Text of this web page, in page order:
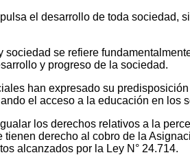
el desarrollo de toda sociedad,
sociedad se refiere
y progreso de la sociedad.
han expresado su
el acceso a la educación en los
los derechos relativos a la
tienen derecho al cobro de la
alcanzados por la Ley N° 24.714.